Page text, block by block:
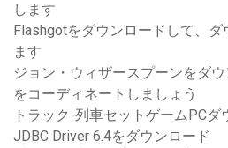
します
Flashgotをダウンロードして、
ます
ジョン・ウィザースプーンをダ
をコーディネートしましょう
トラック-列車セットゲームPCダ
JDBC Driver 6.4をダウンロード